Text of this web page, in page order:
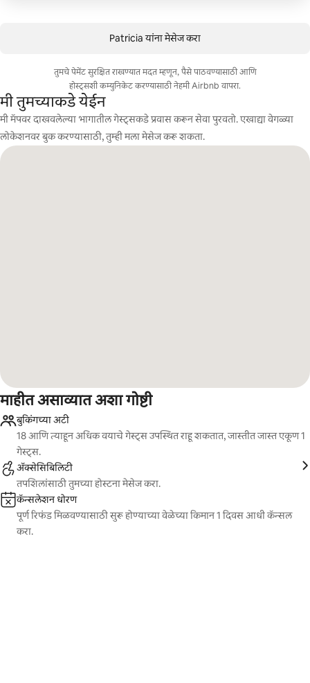
Patricia यांना मेसेज करा
तुमचे पेमेंट सुरक्षित राखण्यात मदत म्हणून, पैसे पाठवण्यासाठी आणि
होस्ट्सशी कम्युनिकेट करण्यासाठी नेहमी Airbnb वापरा.
मी तुमच्याकडे येईन
मी मॅपवर दाखवलेल्या भागातील गेस्ट्सकडे प्रवास करून सेवा पुरवतो. एखाद्या वेगळ्या
लोकेशनवर बुक करण्यासाठी, तुम्ही मला मेसेज करू शकता.
माहीत असाव्यात अशा गोष्टी
बुकिंगच्या अटी
18 आणि त्याहून अधिक वयाचे गेस्ट्स उपस्थित राहू शकतात, जास्तीत जास्त एकूण 1
गेस्ट्स.
ॲक्सेसिबिलिटी
तपशिलांसाठी तुमच्या होस्टना मेसेज करा.
कॅन्सलेशन धोरण
पूर्ण रिफंड मिळवण्यासाठी सुरू होण्याच्या वेळेच्या किमान 1 दिवस आधी कॅन्सल
करा.